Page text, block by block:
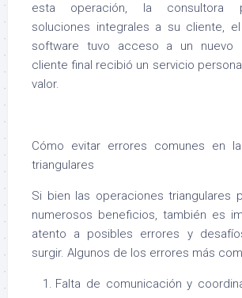
esta operación, la consultora
soluciones integrales a su cliente,
software tuvo acceso a un nuevo
cliente final recibió un servicio
valor.
Cómo evitar errores comunes en
triangulares
Si bien las operaciones triangulares
numerosos beneficios, también es
atento a posibles errores y
surgir. Algunos de los errores más
Falta de comunicación y